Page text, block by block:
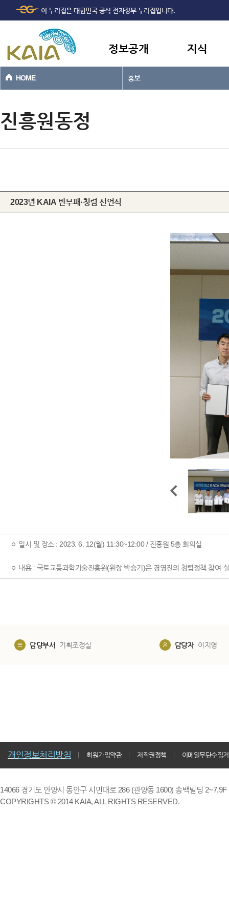
본문바로가기
이 누리집은 대한민국 공식 전자정부 누리집입니다.
정보공개 지식
HOME 홍보
진흥원동정
2023년 KAIA 반부패·청렴 선언식
ㅇ 일시 및 장소 : 2023. 6. 12(월) 11:30~12:00 / 진흥원 5층 회의실
ㅇ 내용 : 국토교통과학기술진흥원(원장 박승기)은 경영진의 청렴정책 참여
담당부서 기획조정실 담당자 이지영
개인정보처리방침 회원가입약관 저작권정책 이메일무단수집
14066 경기도 안양시 동안구 시민대로 286 (관양동 1600) 송백빌딩
COPYRIGHTS © 2014 KAIA, ALL RIGHTS RESERVED.